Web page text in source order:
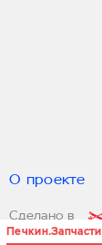
Печкин.Запчасти
О проекте
Сделано в